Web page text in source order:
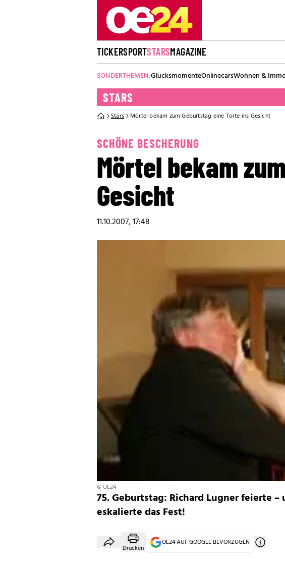
TICKERSPORTSTARSMAGAZINE
SONDERTHEMEN:GlücksmomenteOnlinecarsWohnen &
STARS
Stars Mörtel bekam zum Geburtstag eine Torte ins Gesicht
SCHÖNE BESCHERUNG
Mörtel bekam
Gesicht
11.10.2007, 17:48
© OE24
75. Geburtstag: Richard Lugner feierte
eskalierte das Fest!
Drucken
OE24 AUF GOOGLE BEVORZUGEN